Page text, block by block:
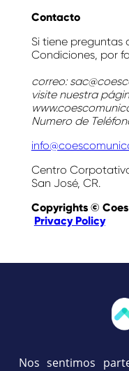
Contacto
Si tiene preguntas
Condiciones, por
correo:
visite nuestra
Numero de
Centro
San José, CR.
Copyrights ©
Privacy Policy
Nos sentimos